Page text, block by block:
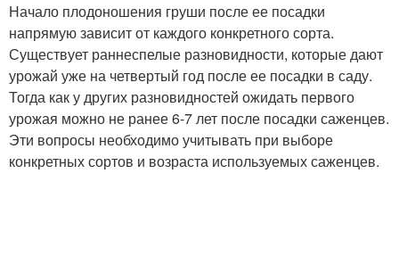
Начало плодоношения груши после ее посадки
напрямую зависит от каждого конкретного сорта.
Существует раннеспелые разновидности, которые дают
урожай уже на четвертый год после ее посадки в саду.
Тогда как у других разновидностей ожидать первого
урожая можно не ранее 6-7 лет после посадки саженцев.
Эти вопросы необходимо учитывать при выборе
конкретных сортов и возраста используемых саженцев.